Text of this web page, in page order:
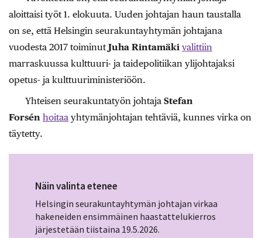
aloittaisi työt 1. elokuuta. Uuden johtajan haun taustalla
on se, että Helsingin seurakuntayhtymän johtajana
vuodesta 2017 toiminut Juha Rintamäki valittiin
marraskuussa kulttuuri- ja taidepolitiikan ylijohtajaksi
opetus- ja kulttuuriministeriöön.
Yhteisen seurakuntatyön johtaja Stefan
Forsén hoitaa yhtymänjohtajan tehtäviä, kunnes virka on
täytetty.
Näin valinta etenee
Helsingin seurakuntayhtymän johtajan virkaa
hakeneiden ensimmäinen haastattelukierros
järjestetään tiistaina 19.5.2026.